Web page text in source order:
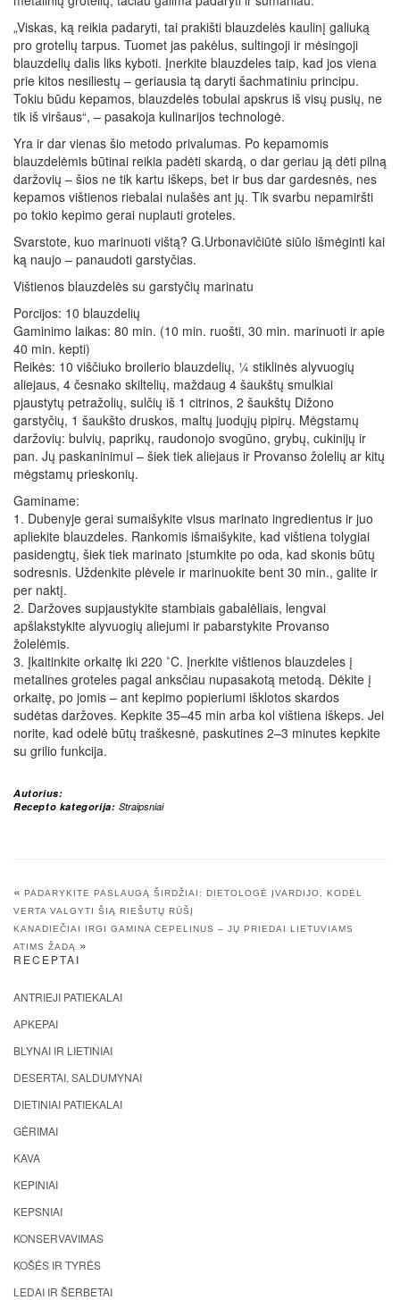
„Viskas, ką reikia padaryti, tai prakišti blauzdelės kaulinį galiuką
pro grotelių tarpus. Tuomet jas pakėlus, sultingoji ir mėsingoji
blauzdelių dalis liks kyboti. Įnerkite blauzdeles taip, kad jos viena
prie kitos nesiliestų – geriausia tą daryti šachmatiniu principu.
Tokiu būdu kepamos, blauzdelės tobulai apskrus iš visų pusių, ne
tik iš viršaus“, – pasakoja kulinarijos technologė.
Yra ir dar vienas šio metodo privalumas. Po kepamomis
blauzdelėmis būtinai reikia padėti skardą, o dar geriau ją dėti pilną
daržovių – šios ne tik kartu iškeps, bet ir bus dar gardesnės, nes
kepamos vištienos riebalai nulašės ant jų. Tik svarbu nepamiršti
po tokio kepimo gerai nuplauti groteles.
Svarstote, kuo marinuoti vištą? G.Urbonavičiūtė siūlo išmėginti kai
ką naujo – panaudoti garstyčias.
Vištienos blauzdelės su garstyčių marinatu
Porcijos: 10 blauzdelių
Gaminimo laikas: 80 min. (10 min. ruošti, 30 min. marinuoti ir apie
40 min. kepti)
Reikės: 10 viščiuko broilerio blauzdelių, ¼ stiklinės alyvuogių
aliejaus, 4 česnako skiltelių, maždaug 4 šaukštų smulkiai
pjaustytų petražolių, sulčių iš 1 citrinos, 2 šaukštų Dižono
garstyčių, 1 šaukšto druskos, maltų juodųjų pipirų. Mėgstamų
daržovių: bulvių, paprikų, raudonojo svogūno, grybų, cukinijų ir
pan. Jų paskaninimui – šiek tiek aliejaus ir Provanso žolelių ar kitų
mėgstamų prieskonių.
Gaminame:
1. Dubenyje gerai sumaišykite visus marinato ingredientus ir juo
apliekite blauzdeles. Rankomis išmaišykite, kad vištiena tolygiai
pasidengtų, šiek tiek marinato įstumkite po oda, kad skonis būtų
sodresnis. Uždenkite plėvele ir marinuokite bent 30 min., galite ir
per naktį.
2. Daržoves supjaustykite stambiais gabalėliais, lengvai
apšlakstykite alyvuogių aliejumi ir pabarstykite Provanso
žolelėmis.
3. Įkaitinkite orkaitę iki 220 ˚C. Įnerkite vištienos blauzdeles į
metalines groteles pagal anksčiau nupasakotą metodą. Dėkite į
orkaitę, po jomis – ant kepimo popieriumi išklotos skardos
sudėtas daržoves. Kepkite 35–45 min arba kol vištiena iškeps. Jei
norite, kad odelė būtų traškesnė, paskutines 2–3 minutes kepkite
su grilio funkcija.
Autorius:
Recepto kategorija: Straipsniai
« PADARYKITE PASLAUGĄ ŠIRDŽIAI: DIETOLOGĖ ĮVARDIJO, KODĖL
VERTA VALGYTI ŠIĄ RIEŠUTŲ RŪŠĮ
KANADIEČIAI IRGI GAMINA CEPELINUS – JŲ PRIEDAI LIETUVIAMS
ATIMS ŽADĄ
»
RECEPTAI
ANTRIEJI PATIEKALAI
APKEPAI
BLYNAI IR LIETINIAI
DESERTAI, SALDUMYNAI
DIETINIAI PATIEKALAI
GĖRIMAI
KAVA
KEPINIAI
KEPSNIAI
KONSERVAVIMAS
KOŠĖS IR TYRĖS
LEDAI IR ŠERBETAI